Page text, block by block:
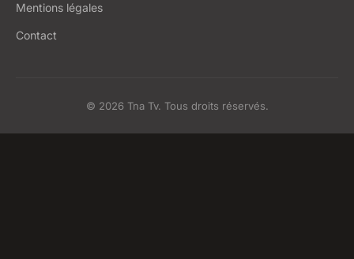
Mentions légales
Contact
© 2026 Tna Tv. Tous droits réservés.